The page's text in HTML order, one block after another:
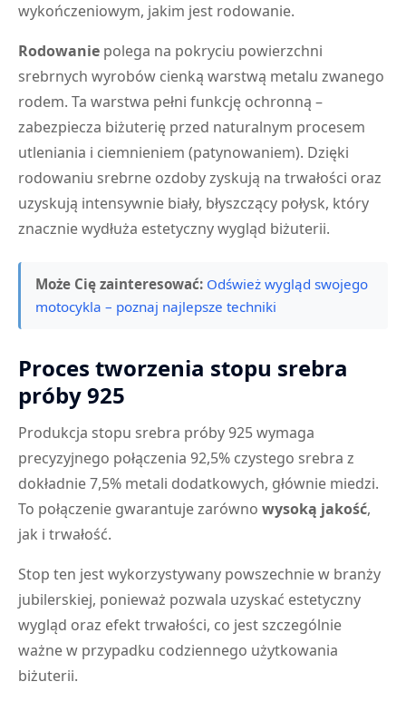
wykończeniowym, jakim jest rodowanie.
Rodowanie polega na pokryciu powierzchni
srebrnych wyrobów cienką warstwą metalu zwanego
rodem. Ta warstwa pełni funkcję ochronną –
zabezpiecza biżuterię przed naturalnym procesem
utleniania i ciemnieniem (patynowaniem). Dzięki
rodowaniu srebrne ozdoby zyskują na trwałości oraz
uzyskują intensywnie biały, błyszczący połysk, który
znacznie wydłuża estetyczny wygląd biżuterii.
Może Cię zainteresować: Odśwież wygląd swojego
motocykla – poznaj najlepsze techniki
Proces tworzenia stopu srebra
próby 925
Produkcja stopu srebra próby 925 wymaga
precyzyjnego połączenia 92,5% czystego srebra z
dokładnie 7,5% metali dodatkowych, głównie miedzi.
To połączenie gwarantuje zarówno wysoką jakość,
jak i trwałość.
Stop ten jest wykorzystywany powszechnie w branży
jubilerskiej, ponieważ pozwala uzyskać estetyczny
wygląd oraz efekt trwałości, co jest szczególnie
ważne w przypadku codziennego użytkowania
biżuterii.